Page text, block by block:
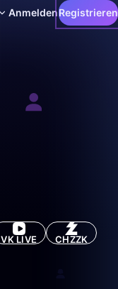
AnmeldenRegistrieren
VK LIVE
CHZZK